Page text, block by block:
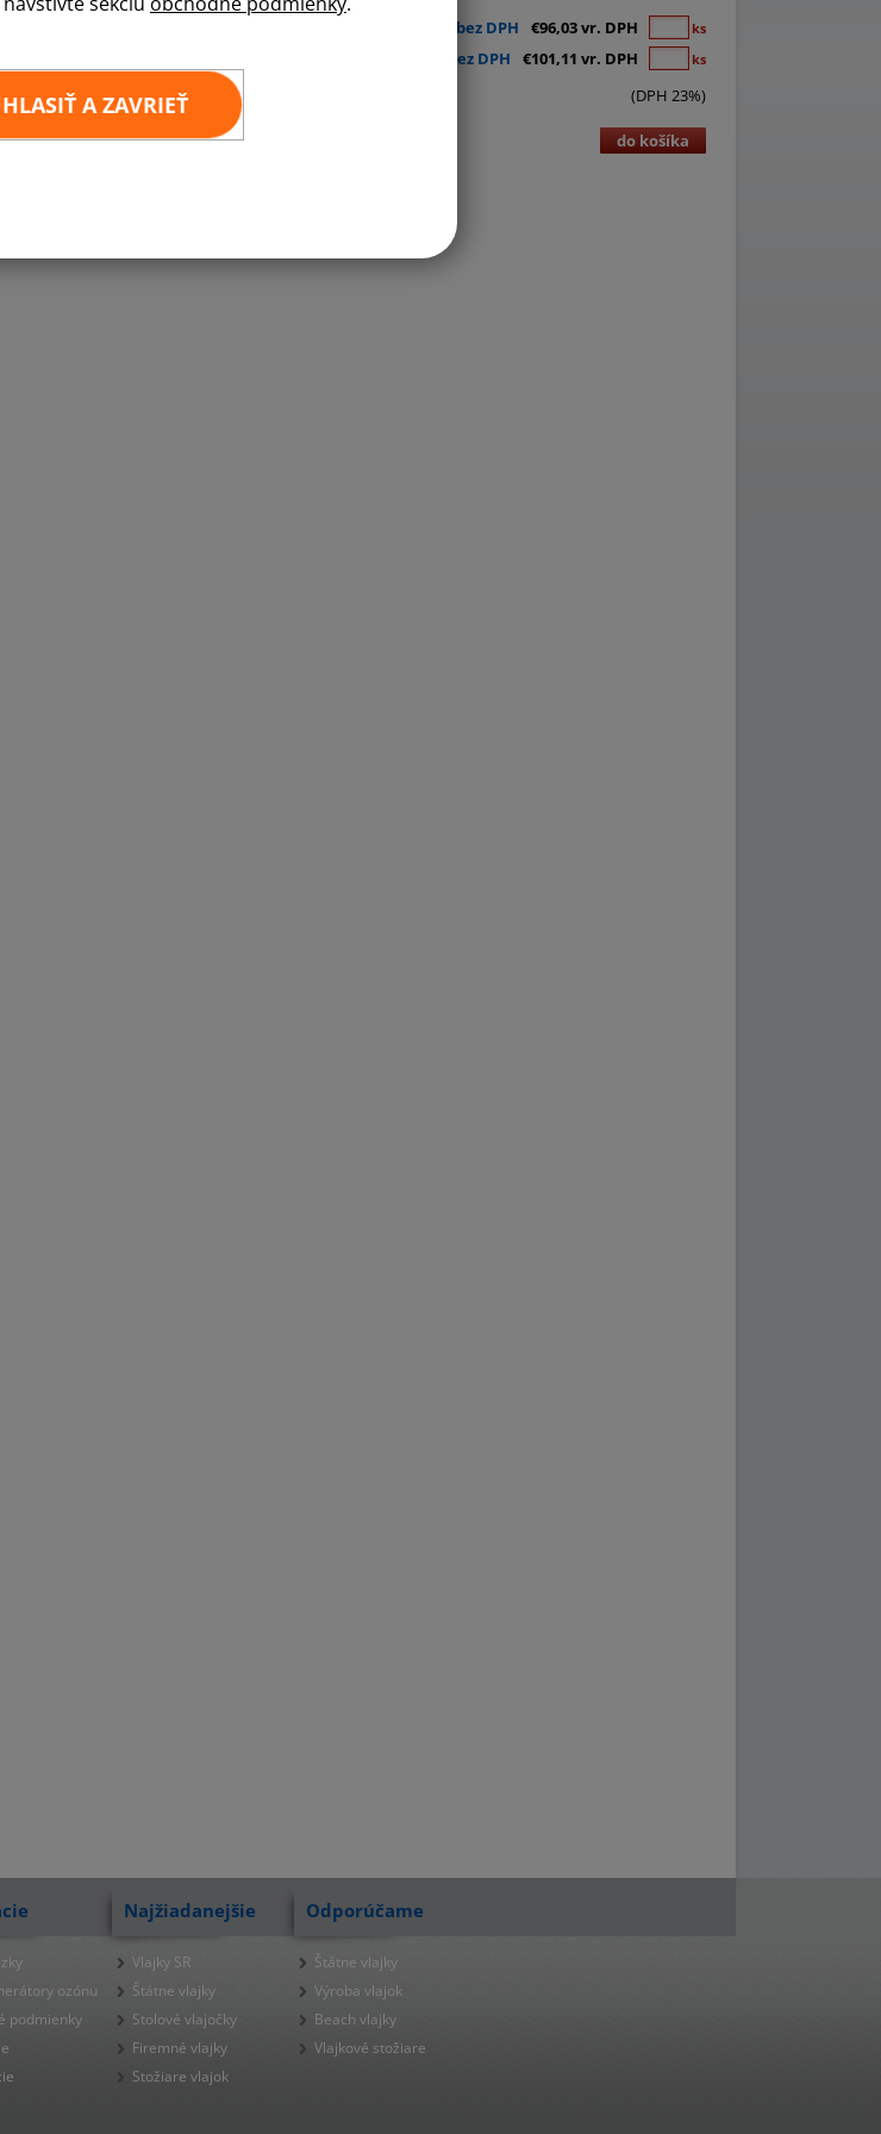
A ZAVRIEŤ
€78,07 bez DPH €96,03 vr. DPH ks
€82,20 bez DPH €101,11 vr. DPH ks
(DPH 23%)
do košíka
ozónu
podmienky
Najžiadanejšie
Vlajky SR
Štátne vlajky
Stolové vlajočky
Firemné vlajky
Stožiare vlajok
Odporúčame
Štátne vlajky
Výroba vlajok
Beach vlajky
Vlajkové stožiare